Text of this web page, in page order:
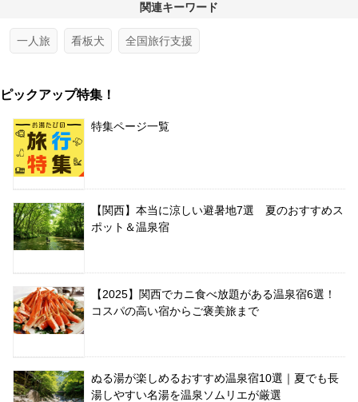
関連キーワード
一人旅 看板犬 全国旅行支援
ピックアップ特集！
特集ページ一覧
【関西】本当に涼しい避暑地7選 夏のおすすめス
ポット＆温泉宿
【2025】関西でカニ食べ放題がある温泉宿6選！
コスパの高い宿からご褒美旅まで
ぬる湯が楽しめるおすすめ温泉宿10選｜夏でも長
湯しやすい名湯を温泉ソムリエが厳選